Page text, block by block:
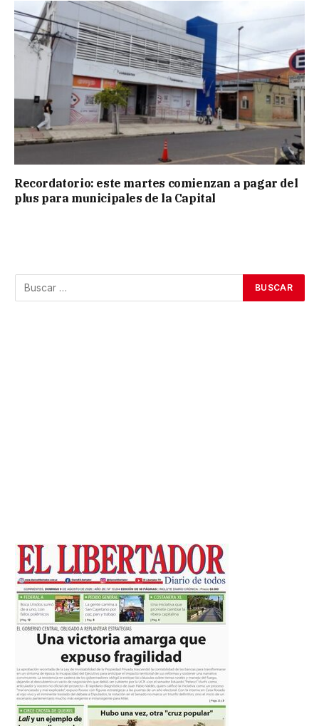
Recordatorio: este martes comienzan a pagar del
plus para municipales de la Capital